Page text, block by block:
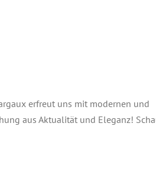
erfreut uns mit modernen und
aus Aktualität und Eleganz!